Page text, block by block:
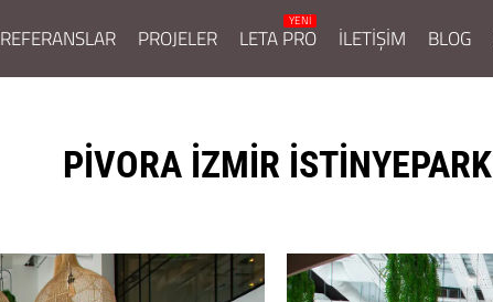
REFERANSLAR PROJELER LETA PRO İLETİŞİM BLOG
PİVORA İZMİR İSTİNYEPARK